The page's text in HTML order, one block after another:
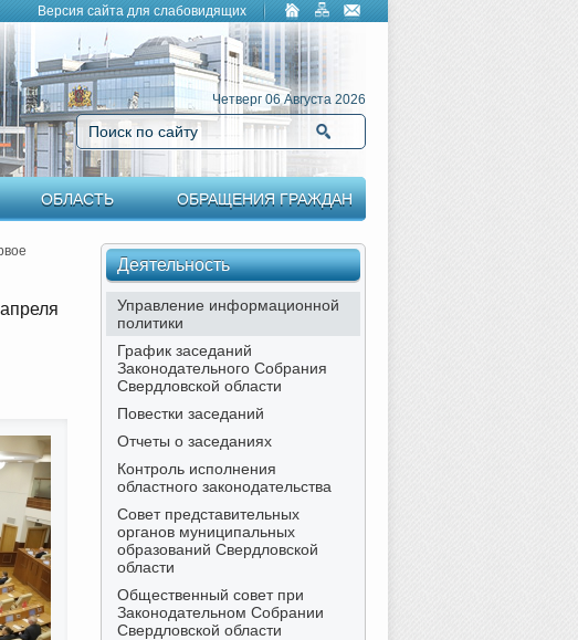
Версия сайта для слабовидящих
Четверг 06 Августа 2026
Поиск по сайту
ОБЛАСТЬ ОБРАЩЕНИЯ ГРАЖДАН
Деятельность
Управление информационной
политики
График заседаний
Законодательного Собрания
Свердловской области
Повестки заседаний
Отчеты о заседаниях
Контроль исполнения
областного законодательства
Совет представительных
органов муниципальных
образований Свердловской
области
Общественный совет при
Законодательном Собрании
Свердловской области